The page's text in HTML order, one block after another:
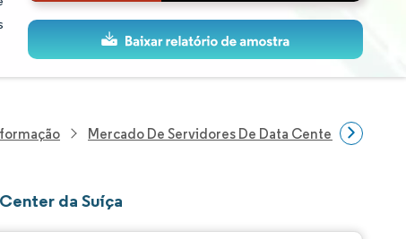
Mercado De Servidores De Data Center Da Suíça
da Suíça